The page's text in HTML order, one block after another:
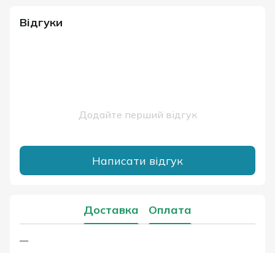
Відгуки
Додайте перший відгук
Написати відгук
Доставка Оплата